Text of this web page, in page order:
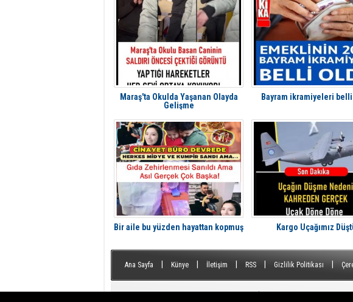
Maraş'ta Okulda Yaşanan Olayda
Gelişme
Bayram ikramiyeleri
Bir aile bu yüzden hayattan kopmuş Kargo Uçağımız
Ana Sayfa Künye İletişim RSS Gizlilik Politikası